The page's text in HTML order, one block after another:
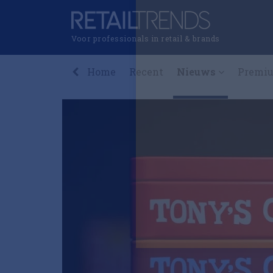
Voor professionals in retail & brands
Home Recent Nieuws